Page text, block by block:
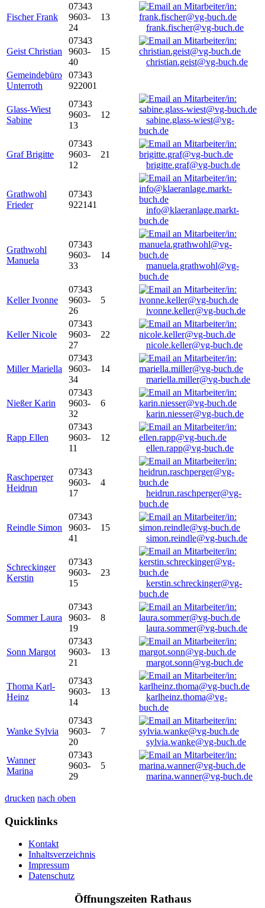
Fischer Frank
07343
9603-
24
13
frank.fischer@vg-buch.de
Geist Christian
07343
9603-
40
15
christian.geist@vg-buch.de
Gemeindebüro
Unterroth
07343
922001
Glass-Wiest
Sabine
07343
9603-
13
12
sabine.glass-wiest@vg-
buch.de
Graf Brigitte
07343
9603-
12
21
brigitte.graf@vg-buch.de
Grathwohl
Frieder
07343
922141
info@klaeranlage.markt-
buch.de
Grathwohl
Manuela
07343
9603-
33
14
manuela.grathwohl@vg-
buch.de
Keller Ivonne
07343
9603-
26
5
ivonne.keller@vg-buch.de
Keller Nicole
07343
9603-
27
22
nicole.keller@vg-buch.de
Miller Mariella
07343
9603-
34
14
mariella.miller@vg-buch.de
Nießer Karin
07343
9603-
32
6
karin.niesser@vg-buch.de
Rapp Ellen
07343
9603-
11
12
ellen.rapp@vg-buch.de
Raschperger
Heidrun
07343
9603-
17
4
heidrun.raschperger@vg-
buch.de
Reindle Simon
07343
9603-
41
15
simon.reindle@vg-buch.de
Schreckinger
Kerstin
07343
9603-
15
23
kerstin.schreckinger@vg-
buch.de
Sommer Laura
07343
9603-
19
8
laura.sommer@vg-buch.de
Sonn Margot
07343
9603-
21
13
margot.sonn@vg-buch.de
Thoma Karl-
Heinz
07343
9603-
14
13
karlheinz.thoma@vg-
buch.de
Wanke Sylvia
07343
9603-
20
7
sylvia.wanke@vg-buch.de
Wanner
Marina
07343
9603-
29
5
marina.wanner@vg-buch.de
drucken nach oben
Quicklinks
Kontakt
Inhaltsverzeichnis
Impressum
Datenschutz
Öffnungszeiten Rathaus